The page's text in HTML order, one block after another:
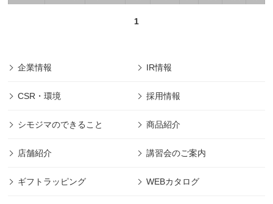
1
企業情報 IR情報
CSR・環境 採用情報
シモジマのできること 商品紹介
店舗紹介 講習会のご案内
ギフトラッピング WEBカタログ